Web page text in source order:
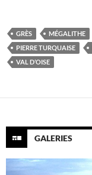
GRÈS MÉGALITHE
PIERRE TURQUAISE
VAL D’OISE
GALERIES